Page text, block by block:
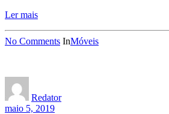
Ler mais
No Comments InMóveis
Redator
maio 5, 2019